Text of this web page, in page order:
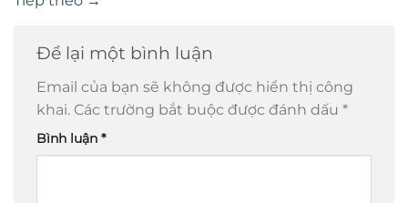
Để lại một bình luận
Email của bạn sẽ không được hiển thị công
khai. Các trường bắt buộc được đánh dấu *
Bình luận *